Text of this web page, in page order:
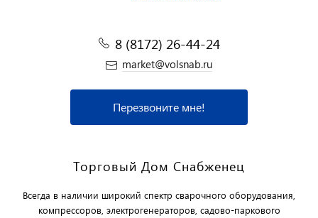
8 (8172) 26-44-24
market@volsnab.ru
Перезвоните мне!
Торговый Дом Снабженец
Всегда в наличии широкий спектр сварочного оборудования,
компрессоров, электрогенераторов, садово-паркового